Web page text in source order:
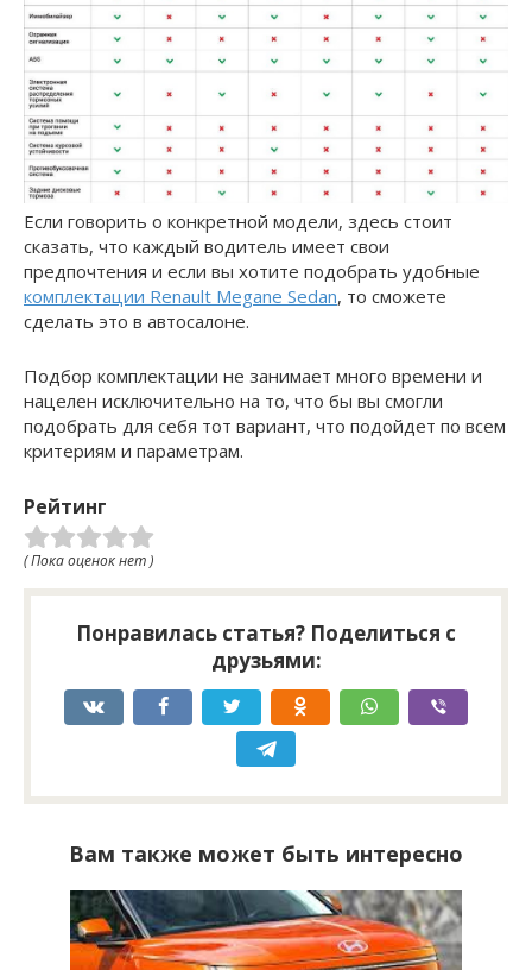
Если говорить о конкретной модели, здесь стоит
сказать, что каждый водитель имеет свои
предпочтения и если вы хотите подобрать удобные
комплектации Renault Megane Sedan, то сможете
сделать это в автосалоне.
Подбор комплектации не занимает много времени и
нацелен исключительно на то, что бы вы смогли
подобрать для себя тот вариант, что подойдет по всем
критериям и параметрам.
Рейтинг
( Пока оценок нет )
Понравилась статья? Поделиться с
друзьями:
Вам также может быть интересно